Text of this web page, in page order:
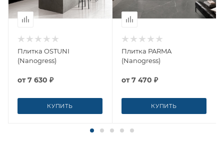
Плитка OSTUNI
(Nanogress)
от7 630 ₽
КУПИТЬ
Плитка PARMA
(Nanogress)
от7 470 ₽
КУПИТЬ